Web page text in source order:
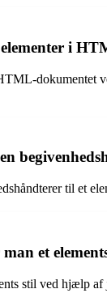
i
dokumentet
til et
et
stil ved hjælp